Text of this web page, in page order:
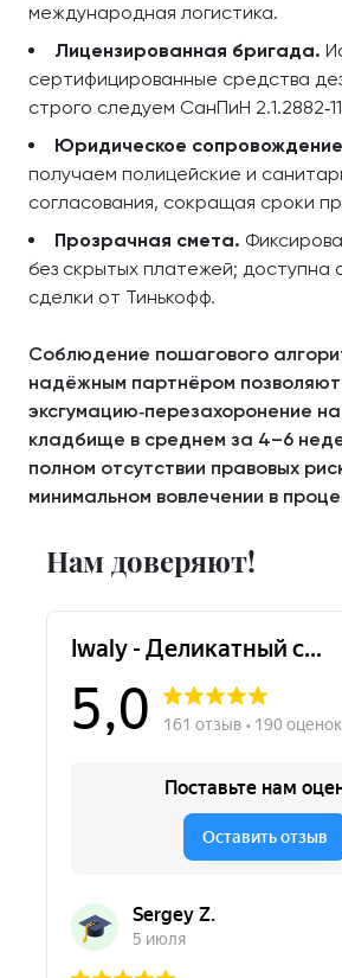
международная логистика.
Лицензированная бригада.
сертифицированные средства
строго следуем СанПиН
Юридическое
получаем полицейские и
согласования, сокращая сроки
Прозрачная смета.
без скрытых платежей; доступна
сделки от Тинькофф.
Соблюдение пошагового
надёжным партнёром
эксгумацию‑перезахоронение
кладбище в среднем за 4–6
полном отсутствии правовых
минимальном вовлечении в
Нам доверяют!